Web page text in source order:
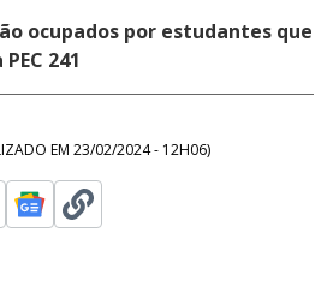
ocupados por estudantes que
241
EM 23/02/2024 - 12H06)